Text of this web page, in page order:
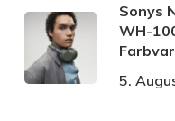
Sonys
WH-
5.